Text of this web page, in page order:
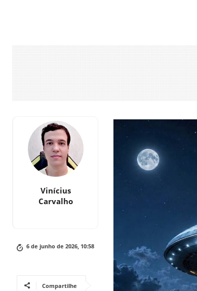
Vinícius
Carvalho
6 de junho de 2026, 10:58
Compartilhe